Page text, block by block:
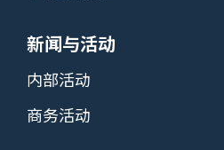
新闻与活动
内部活动
商务活动